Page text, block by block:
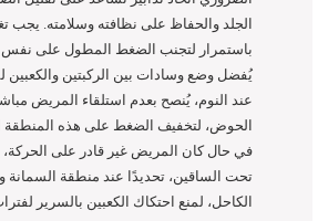
الجلد والحفاظ على نظافته وسلامته. يجب
باستمرار لتجنب الضغط المطول على نفس
يُفضل وضع وسادات بين الركبتين والكعبين
عند النوم، يُنصح بعدم استلقاء المريض
الحوض، لتخفيف الضغط على هذه المنطقة
في حال كان المريض غير قادر على
تحت الساقين، تحديدًا عند منطقة
الكاحل، لمنع احتكاك الكعبين بالسرير